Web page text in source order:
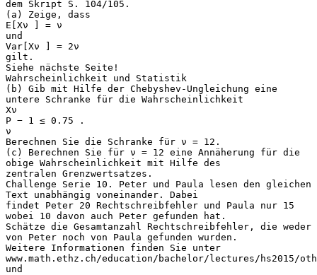
dem Skript S. 104/105.
(a) Zeige, dass
E[Xν ] = ν
und
Var[Xν ] = 2ν
gilt.
Siehe nächste Seite!
Wahrscheinlichkeit und Statistik
(b) Gib mit Hilfe der Chebyshev-Ungleichung eine
untere Schranke für die Wahrscheinlichkeit
Xν
P − 1 ≤ 0.75 .
ν
Berechnen Sie die Schranke für ν = 12.
(c) Berechnen Sie für ν = 12 eine Annäherung für die
obige Wahrscheinlichkeit mit Hilfe des
zentralen Grenzwertsatzes.
Challenge Serie 10. Peter und Paula lesen den gleichen
Text unabhängig voneinander. Dabei
findet Peter 20 Rechtschreibfehler und Paula nur 15
wobei 10 davon auch Peter gefunden hat.
Schätze die Gesamtanzahl Rechtschreibfehler, die weder
von Peter noch von Paula gefunden wurden.
Weitere Informationen finden Sie unter
www.math.ethz.ch/education/bachelor/lectures/hs2015/
und